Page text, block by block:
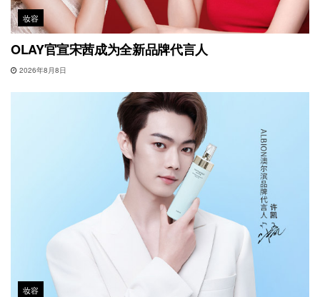
妆容
OLAY官宣宋茜成为全新品牌代言人
2026年8月8日
妆容